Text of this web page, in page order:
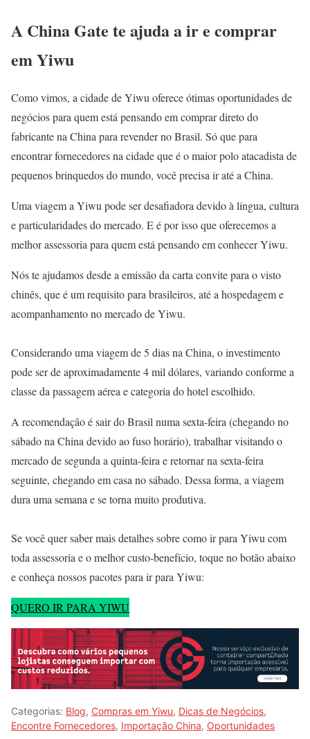
A China Gate te ajuda a ir e comprar
em Yiwu
Como vimos, a cidade de Yiwu oferece ótimas oportunidades de
negócios para quem está pensando em comprar direto do
fabricante na China para revender no Brasil. Só que para
encontrar fornecedores na cidade que é o maior polo atacadista de
pequenos brinquedos do mundo, você precisa ir até a China.
Uma viagem a Yiwu pode ser desafiadora devido à língua, cultura
e particularidades do mercado. E é por isso que oferecemos a
melhor assessoria para quem está pensando em conhecer Yiwu.
Nós te ajudamos desde a emissão da carta convite para o visto
chinês, que é um requisito para brasileiros, até a hospedagem e
acompanhamento no mercado de Yiwu.
Considerando uma viagem de 5 dias na China, o investimento
pode ser de aproximadamente 4 mil dólares, variando conforme a
classe da passagem aérea e categoria do hotel escolhido.
A recomendação é sair do Brasil numa sexta-feira (chegando no
sábado na China devido ao fuso horário), trabalhar visitando o
mercado de segunda a quinta-feira e retornar na sexta-feira
seguinte, chegando em casa no sábado. Dessa forma, a viagem
dura uma semana e se torna muito produtiva.
Se você quer saber mais detalhes sobre como ir para Yiwu com
toda assessoria e o melhor custo-benefício, toque no botão abaixo
e conheça nossos pacotes para ir para Yiwu:
QUERO IR PARA YIWU
Categorias: Blog, Compras em Yiwu, Dicas de Negócios,
Encontre Fornecedores, Importação China, Oportunidades